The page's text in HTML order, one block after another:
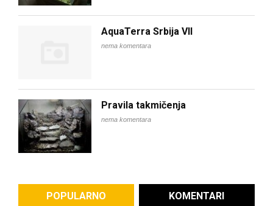
AquaTerra Srbija VII
nema komentara
Pravila takmičenja
nema komentara
POPULARNO KOMENTARI